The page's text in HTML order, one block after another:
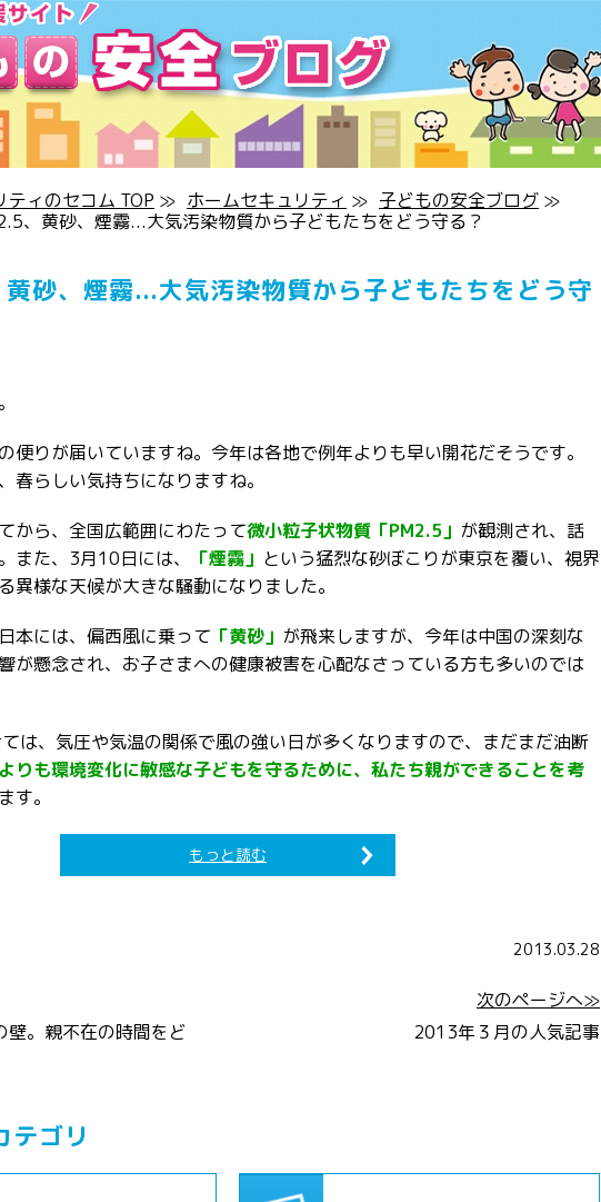
ティのセコム TOP ≫ ホームセキュリティ ≫ 子どもの安全ブログ ≫
、黄砂、煙霧...大気汚染物質から子どもたちをどう守る？
砂、煙霧...大気汚染物質から子どもたちをどう守
便りが届いていますね。今年は各地で例年よりも早い開花だそうです。
春らしい気持ちになりますね。
から、全国広範囲にわたって微小粒子状物質「PM2.5」 が観測され、話
また、3月10日には、
「煙霧」 という猛烈な砂ぼこりが東京を覆い、視界
異様な天候が大きな騒動になりました。
本には、偏西風に乗って 「黄砂」 が飛来しますが、今年は中国の深刻な
が懸念され、お子さまへの健康被害を心配なさっている方も多いのでは
は、気圧や気温の関係で風の強い日が多くなりますので、まだまだ油断
りも環境変化に敏感な子どもを守るために、私たち親ができることを考
す。
もっと読む
2013.03.28
次のページへ≫
壁。親不在の時間をど
2013年３月の人気記事
テゴリ